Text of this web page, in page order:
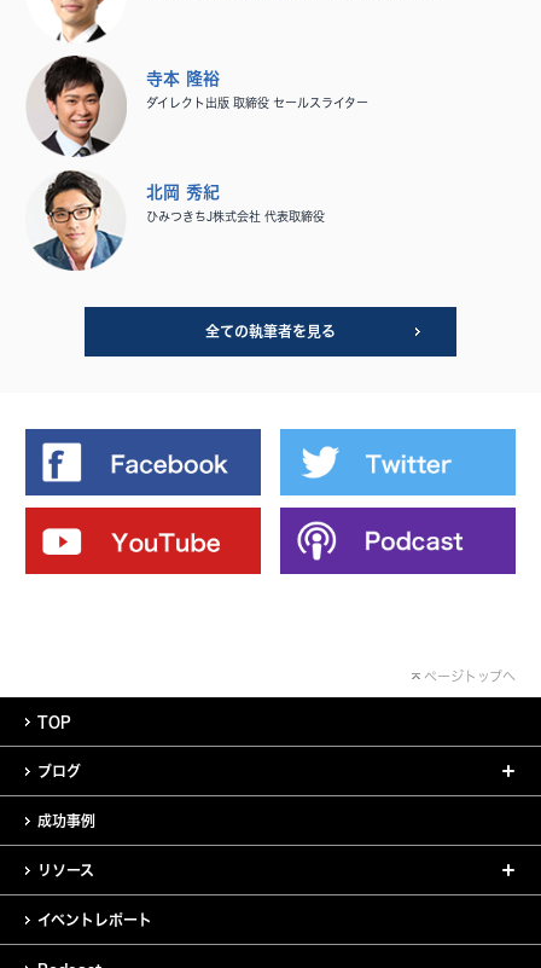
寺本 隆裕
ダイレクト出版 取締役 セールスライター
北岡 秀紀
ひみつきちJ株式会社 代表取締役
全ての執筆者を見る
ページトップへ
TOP
ブログ
成功事例
リソース
イベントレポート